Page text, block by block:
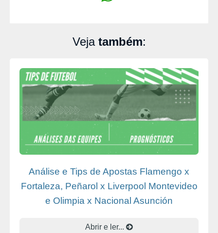
Veja também:
Análise e Tips de Apostas Flamengo x
Fortaleza, Peñarol x Liverpool Montevideo
e Olimpia x Nacional Asunción
Abrir e ler...